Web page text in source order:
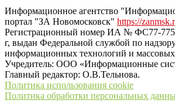
Информационное агентство
портал "ЗА Новомосковск" https://
Регистрационный номер ИА № ФС77-
г, выдан Федеральной службой по
информационных технологий и
Учредитель: ООО «Информационные
Главный редактор: О.В.Тельнова.
Политика использования cookie
Политика обработки персональных